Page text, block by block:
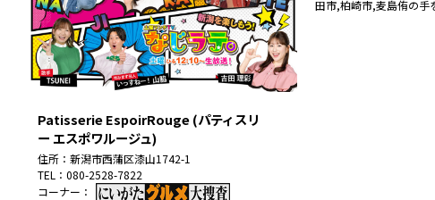
田市,柏崎市,麦島侑の手
Patisserie EspoirRouge (パティスリ
ー エスポワルージュ)
住所： 新潟市西蒲区漆山1742-1
TEL： 080-2528-7822
コーナー：